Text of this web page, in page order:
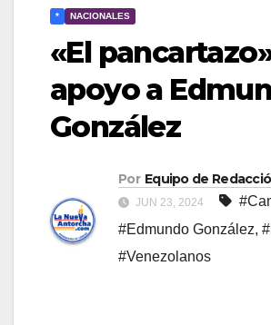
* NACIONALES
«El
apoyo a
González
Por Equipo de
JUN 23, 2024
#Edmundo González,
#Venezolanos